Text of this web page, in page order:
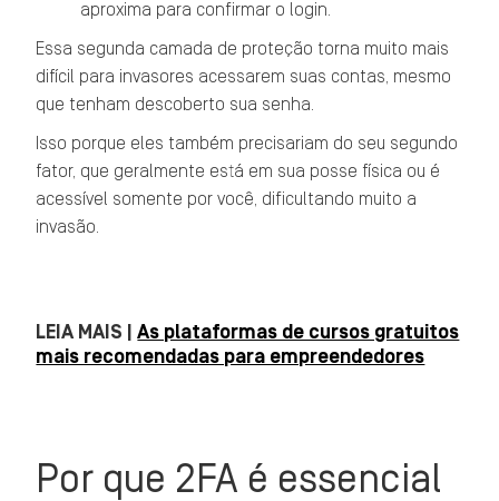
aproxima para confirmar o login.
Essa segunda camada de proteção torna muito mais
difícil para invasores acessarem suas contas, mesmo
que tenham descoberto sua senha.
Isso porque eles também precisariam do seu segundo
fator, que geralmente está em sua posse física ou é
acessível somente por você, dificultando muito a
invasão.
LEIA MAIS |As plataformas de cursos gratuitos
mais recomendadas para empreendedores
Por que 2FA é essencial